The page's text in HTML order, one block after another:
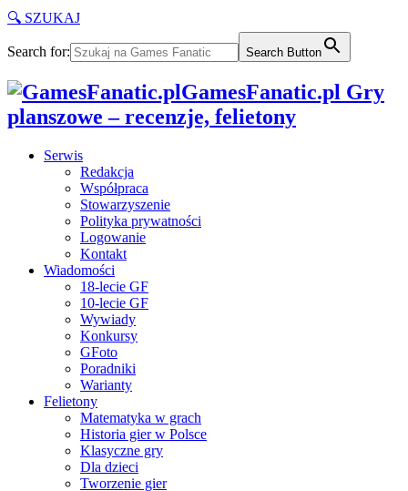
🔍 SZUKAJ
Search for: Search Button
GamesFanatic.pl Gry
planszowe – recenzje, felietony
Serwis
Redakcja
Współpraca
Stowarzyszenie
Polityka prywatności
Logowanie
Kontakt
Wiadomości
18-lecie GF
10-lecie GF
Wywiady
Konkursy
GFoto
Poradniki
Warianty
Felietony
Matematyka w grach
Historia gier w Polsce
Klasyczne gry
Dla dzieci
Tworzenie gier